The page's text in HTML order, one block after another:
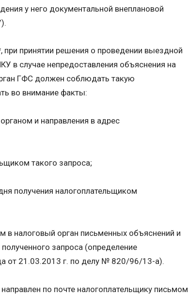
у него документальной внеплановой
, при принятии решения о проведении выездной
в случае непредоставления объяснения на
ГФС должен соблюдать такую
во внимание факты:
и направления в адрес
такого запроса;
получения налогоплательщиком
в налоговый орган письменных объяснений и
запроса (определение
от 21.03.2013 г. по делу № 820/96/13-а).
направлен по почте налогоплательщику письмом